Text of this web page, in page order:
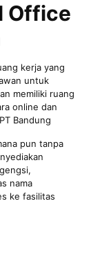
Office
kerja yang
untuk
memiliki ruang
online dan
Bandung
pun tanpa
nama
ke fasilitas